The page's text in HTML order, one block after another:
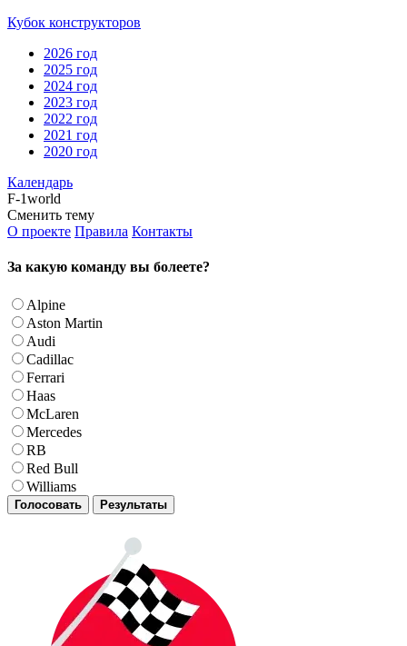
Кубок конструкторов
2026 год
2025 год
2024 год
2023 год
2022 год
2021 год
2020 год
Календарь
F-1world
Сменить тему
О проекте Правила Контакты
За какую команду вы болеете?
Alpine
Aston Martin
Audi
Cadillac
Ferrari
Haas
McLaren
Mercedes
RB
Red Bull
Williams
Голосовать Результаты